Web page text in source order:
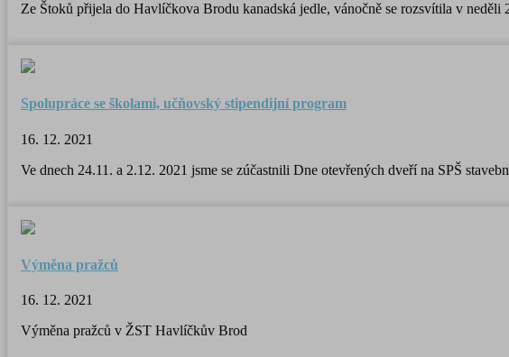
Ze Štoků přijela do Havlíčkova Brodu kanadská jedle, vánočně se rozsvítila v
Spolupráce se školami, učňovský stipendijní program
16. 12. 2021
Ve dnech 24.11. a 2.12. 2021 jsme se zúčastnili Dne otevřených dveří na SPŠ
Výměna pražců
16. 12. 2021
Výměna pražců v ŽST Havlíčkův Brod